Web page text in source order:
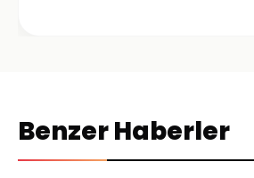
Benzer Haberler